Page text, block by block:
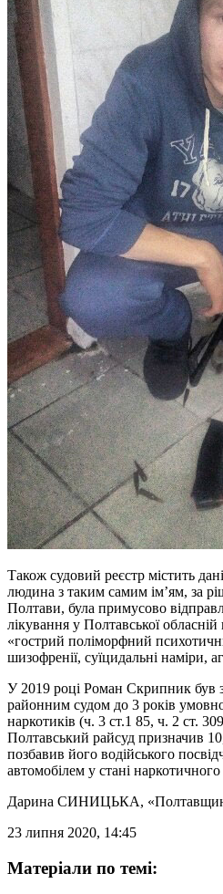
Також судовий реєстр містить
людина з таким самим ім’ям, за
Полтави, була примусово
лікування у Полтавської обласній
«гострий поліморфний
шизофренії, суїцидальні наміри,
У 2019 році Роман Скрипник був
районним судом до 3 років
наркотиків (ч. 3 ст.1 85, ч. 2 ст.
Полтавський райсуд призначив
позбавив його водійського
автомобілем у стані наркотичного
Дарина СИНИЦЬКА,
23 липня 2020, 14:45
Матеріали по темі: